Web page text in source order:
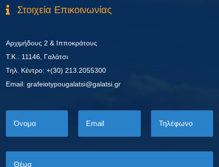
Στοιχεία Επικοινωνίας
Αρχιμήδους 2 & Ιπποκράτους
Τ.Κ.: 11146, Γαλάτσι
Τηλ. Κέντρο: +(30) 213.2055300
Εmail: grafeiotypougalatsi@galatsi.gr